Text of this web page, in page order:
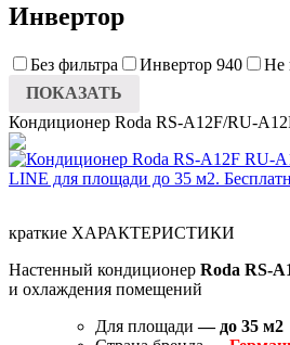
Инвертор
Без фильтра Инвертор 940 Не
ПОКАЗАТЬ
Кондиционер Roda RS-A12F/RU-
краткие ХАРАКТЕРИСТИКИ
Настенный кондиционер Roda RS-
и охлаждения помещений
Для площади — до 35 м2